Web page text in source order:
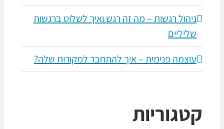
ניהול רגשות – מה זה רגש ואיך לשלוט ברגשות
שליליים
עוצמה פנימית – איך להתחבר למקורות שלה?